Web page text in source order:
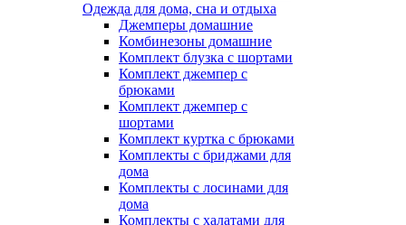
Одежда для дома, сна и отдыха
Джемперы домашние
Комбинезоны домашние
Комплект блузка с шортами
Комплект джемпер с
брюками
Комплект джемпер с
шортами
Комплект куртка с брюками
Комплекты с бриджами для
дома
Комплекты с лосинами для
дома
Комплекты с халатами для